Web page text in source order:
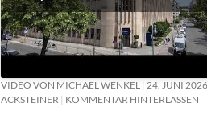
VIDEO VON MICHAEL WENKEL 24. JUNI 2026
ACKSTEINER
KOMMENTAR HINTERLASSEN